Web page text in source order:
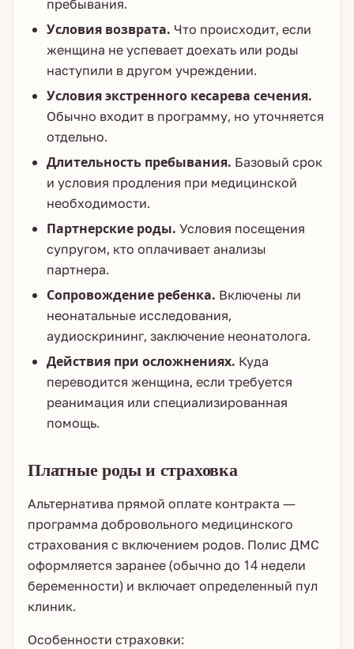
пребывания.
Условия возврата. Что происходит, если
женщина не успевает доехать или роды
наступили в другом учреждении.
Условия экстренного кесарева сечения.
Обычно входит в программу, но уточняется
отдельно.
Длительность пребывания. Базовый срок
и условия продления при медицинской
необходимости.
Партнерские роды. Условия посещения
супругом, кто оплачивает анализы
партнера.
Сопровождение ребенка. Включены ли
неонатальные исследования,
аудиоскрининг, заключение неонатолога.
Действия при осложнениях. Куда
переводится женщина, если требуется
реанимация или специализированная
помощь.
Платные роды и страховка
Альтернатива прямой оплате контракта —
программа добровольного медицинского
страхования с включением родов. Полис ДМС
оформляется заранее (обычно до 14 недели
беременности) и включает определенный пул
клиник.
Особенности страховки: